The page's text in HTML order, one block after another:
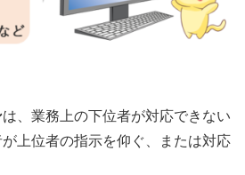
は、業務上の下位者が対応できない
上位者の指示を仰ぐ、または対応